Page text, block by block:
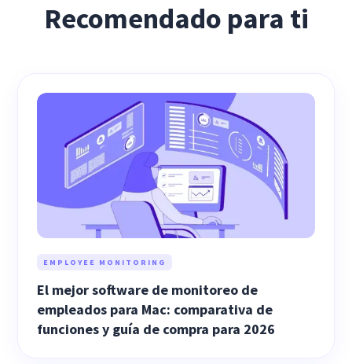
Recomendado para ti
EMPLOYEE MONITORING
El mejor software de monitoreo de
empleados para Mac: comparativa de
funciones y guía de compra para 2026